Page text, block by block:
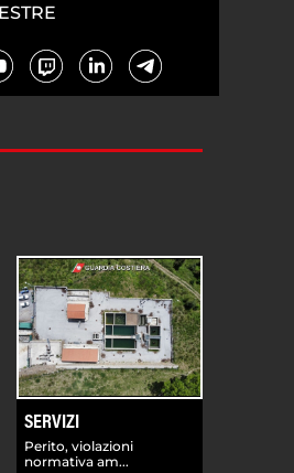
SERVIZI
Perito, violazioni
normativa am...